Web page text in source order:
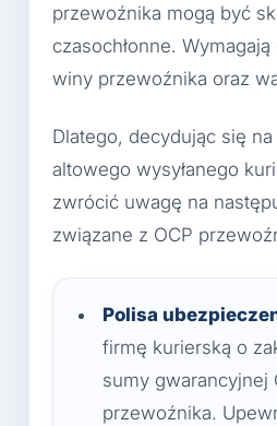
przewoźnika mogą być
czasochłonne.
winy przewoźnika oraz
Dlatego, decydując się
altowego wysyłanego
zwrócić uwagę na
związane z OCP
Polisa
firmę kurierską o
sumy gwarancyjnej
przewoźnika.